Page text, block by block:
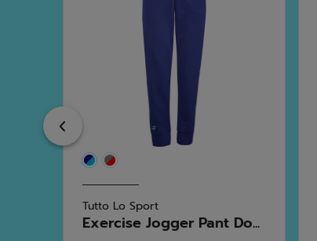
Tutto Lo Sport
Exercise Jogger Pant Do...